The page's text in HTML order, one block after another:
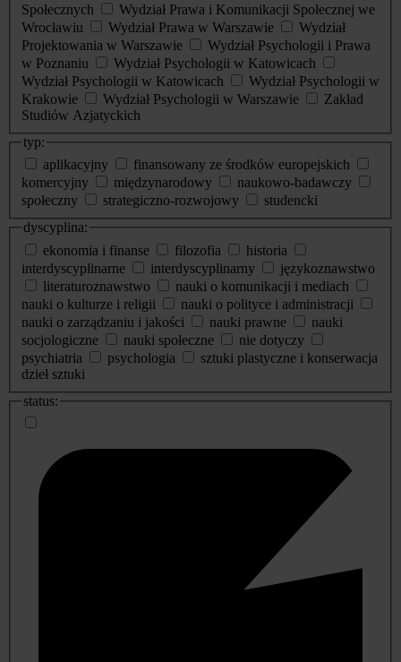
Społecznych
Wydział Prawa i Komunikacji Społecznej we
Wrocławiu
Wydział Prawa w Warszawie
Wydział
Projektowania w Warszawie
Wydział Psychologii i Prawa
w Poznaniu
Wydział Psychologii w Katowicach
Wydział Psychologii w Katowicach
Wydział Psychologii w
Krakowie
Wydział Psychologii w Warszawie
Zakład
Studiów Azjatyckich
typ:
aplikacyjny
finansowany ze środków europejskich
komercyjny
międzynarodowy
naukowo-badawczy
społeczny
strategiczno-rozwojowy
studencki
dyscyplina:
ekonomia i finanse
filozofia
historia
interdyscyplinarne
interdyscyplinarny
językoznawstwo
literaturoznawstwo
nauki o komunikacji i mediach
nauki o kulturze i religii
nauki o polityce i administracji
nauki o zarządzaniu i jakości
nauki prawne
nauki
socjologiczne
nauki społeczne
nie dotyczy
psychiatria
psychologia
sztuki plastyczne i konserwacja
dzieł sztuki
status: